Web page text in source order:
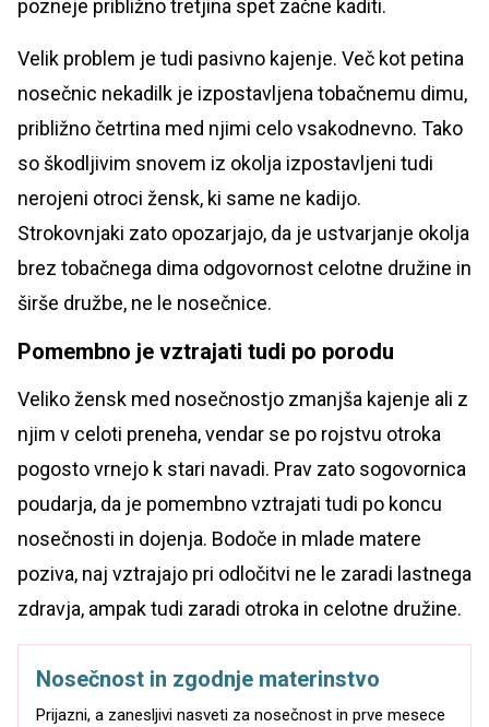
pozneje približno tretjina spet začne kaditi.
Velik problem je tudi pasivno kajenje. Več kot petina
nosečnic nekadilk je izpostavljena tobačnemu dimu,
približno četrtina med njimi celo vsakodnevno. Tako
so škodljivim snovem iz okolja izpostavljeni tudi
nerojeni otroci žensk, ki same ne kadijo.
Strokovnjaki zato opozarjajo, da je ustvarjanje okolja
brez tobačnega dima odgovornost celotne družine in
širše družbe, ne le nosečnice.
Pomembno je vztrajati tudi po porodu
Veliko žensk med nosečnostjo zmanjša kajenje ali z
njim v celoti preneha, vendar se po rojstvu otroka
pogosto vrnejo k stari navadi. Prav zato sogovornica
poudarja, da je pomembno vztrajati tudi po koncu
nosečnosti in dojenja. Bodoče in mlade matere
poziva, naj vztrajajo pri odločitvi ne le zaradi lastnega
zdravja, ampak tudi zaradi otroka in celotne družine.
Nosečnost in zgodnje materinstvo
Prijazni, a zanesljivi nasveti za nosečnost in prve mesece